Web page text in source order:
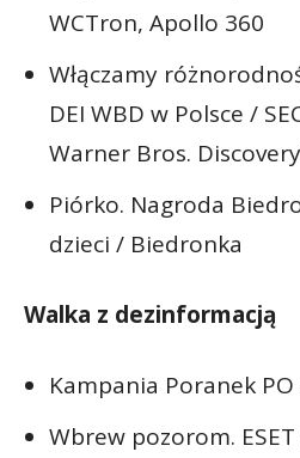
WCTron, Apollo 360
Włączamy
DEI WBD w Polsce /
Warner Bros.
Piórko. Nagroda
dzieci / Biedronka
Walka z dezinformacją
Kampania Poranek PO
Wbrew pozorom.